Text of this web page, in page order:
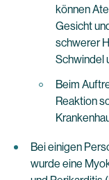
können
Gesicht
schwerer
Schwindel
Beim
Reaktion
Bei einigen
wurde eine